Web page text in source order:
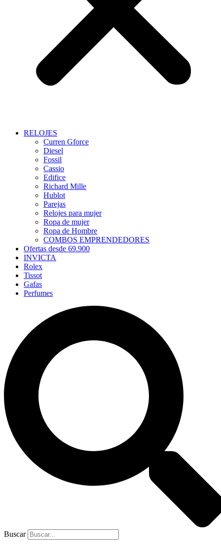
RELOJES
Curren Gforce
Diesel
Fossil
Cassio
Edifice
Richard Mille
Hublot
Parejas
Relojes para mujer
Ropa de mujer
Ropa de Hombre
COMBOS EMPRENDEDORES
Ofertas desde 69.900
INVICTA
Rolex
Tissot
Gafas
Perfumes
Buscar